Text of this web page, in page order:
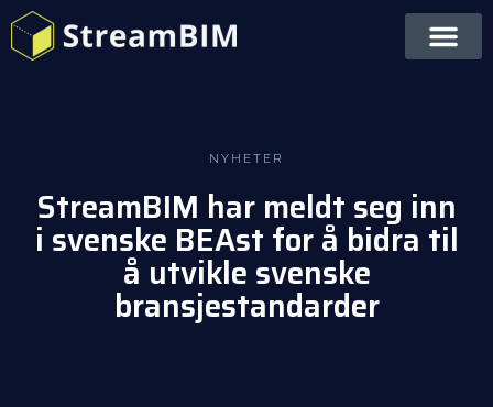
NYHETER
StreamBIM har meldt seg inn
i svenske BEAst for å bidra til
å utvikle svenske
bransjestandarder